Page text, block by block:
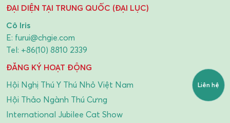
ĐẠI DIỆN TẠI TRUNG QUỐC (ĐẠI LỤC)
Cô Iris
E: furui@chgie.com
Tel: +86(10) 8810 2339
ĐĂNG KÝ HOẠT ĐỘNG
Hội Nghị Thú Y Thú Nhỏ Việt Nam
Hội Thảo Ngành Thú Cưng
International Jubilee Cat Show
Liên hệ